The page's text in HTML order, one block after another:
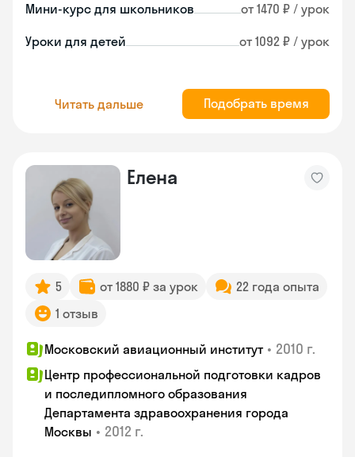
Мини-курс для школьников от 1470 ₽ / урок
Уроки для детей от 1092 ₽ / урок
Читать дальше Подобрать время
Елена
5 от 1880 ₽ за урок
22 года опыта
1 отзыв
Московский авиационный институт • 2010 г.
Центр профессиональной подготовки кадров
и последипломного образования
Департамента здравоохранения города
Москвы • 2012 г.